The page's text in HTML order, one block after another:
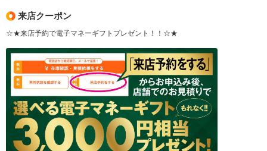
来店クーポン
☆★来店予約で電子マネーギフトプレゼント！！☆★